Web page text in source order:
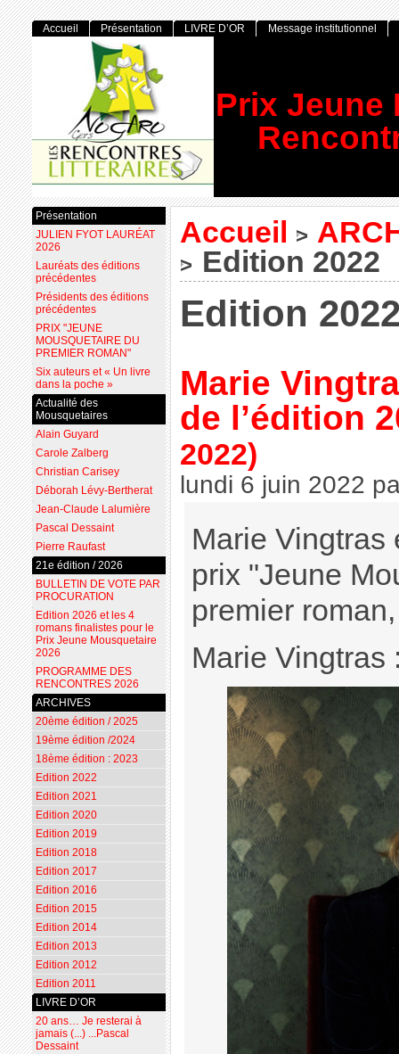
Prix Jeune
Accueil >
> Edition 2022
Edition
Marie
de l’édition
2022)
lundi 6 juin 2022
Marie Vingtras
prix "Jeune
premier
Marie Vingtras
Accueil Présentation LIVRE D’OR Message institutionnel
Présentation
JULIEN FYOT LAURÉAT
2026
Lauréats des éditions
précédentes
Présidents des éditions
précédentes
PRIX "JEUNE
MOUSQUETAIRE DU
PREMIER ROMAN"
Six auteurs et « Un livre
dans la poche »
Actualité des
Mousquetaires
Alain Guyard
Carole Zalberg
Christian Carisey
Déborah Lévy-Bertherat
Jean-Claude Lalumière
Pascal Dessaint
Pierre Raufast
21e édition / 2026
BULLETIN DE VOTE PAR
PROCURATION
Edition 2026 et les 4
romans finalistes pour le
Prix Jeune Mousquetaire
2026
PROGRAMME DES
RENCONTRES 2026
ARCHIVES
20ème édition / 2025
19ème édition /2024
18ème édition : 2023
Edition 2022
Edition 2021
Edition 2020
Edition 2019
Edition 2018
Edition 2017
Edition 2016
Edition 2015
Edition 2014
Edition 2013
Edition 2012
Edition 2011
LIVRE D’OR
20 ans… Je resterai à
jamais (...) ...Pascal
Dessaint